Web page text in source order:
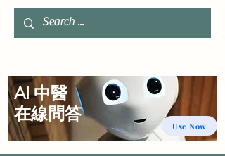
Use Now
AI 中醫
​在線問答